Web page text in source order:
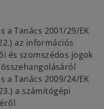
a Tanács 2001/29/EK
az információs
és szomszédos jogok
a Tanács 2009/24/EK
a számítógépi